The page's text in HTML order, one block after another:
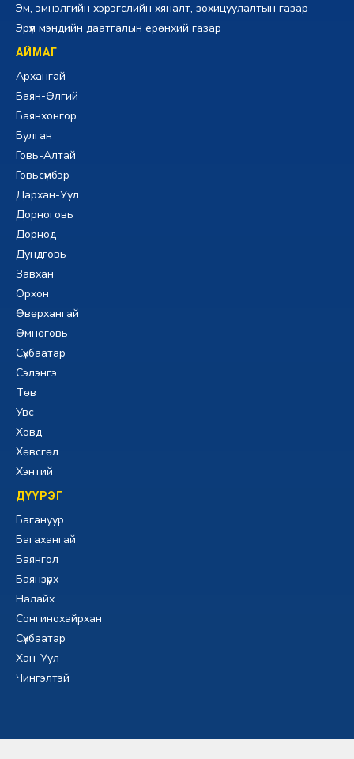
Эм, эмнэлгийн хэрэгслийн хяналт, зохицуулалтын газар
Эрүүл мэндийн даатгалын ерөнхий газар
АЙМАГ
Архангай
Баян-Өлгий
Баянхонгор
Булган
Говь-Алтай
Говьсүмбэр
Дархан-Уул
Дорноговь
Дорнод
Дундговь
Завхан
Орхон
Өвөрхангай
Өмнөговь
Сүхбаатар
Сэлэнгэ
Төв
Увс
Ховд
Хөвсгөл
Хэнтий
ДҮҮРЭГ
Багануур
Багахангай
Баянгол
Баянзүрх
Налайх
Сонгинохайрхан
Сүхбаатар
Хан-Уул
Чингэлтэй